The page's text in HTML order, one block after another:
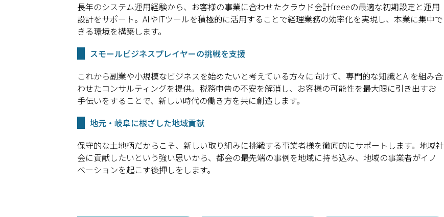
長年のシステム運用経験から、お客様の事業に合わせたクラウド会計freeeの最適な初期設定と運用
設計をサポート。AIやITツールを積極的に活用することで経理業務の効率化を実現し、本業に集中で
きる環境を構築します。
スモールビジネスプレイヤーの挑戦を支援
これから副業や小規模なビジネスを始めたいと考えている方々に向けて、専門的な知識とAIを組み合
わせたコンサルティングを提供。税務申告の不安を解消し、お客様の可能性を最大限に引き出すお
手伝いをすることで、新しい時代の働き方を共に創造します。
地元・岐阜に根ざした地域貢献
保守的な土地柄だからこそ、新しい取り組みに挑戦する事業者様を徹底的にサポートします。地域社
会に貢献したいという強い思いから、都会の最先端の事例を地域に持ち込み、地域の事業者がイノ
ベーションを起こす後押しをします。